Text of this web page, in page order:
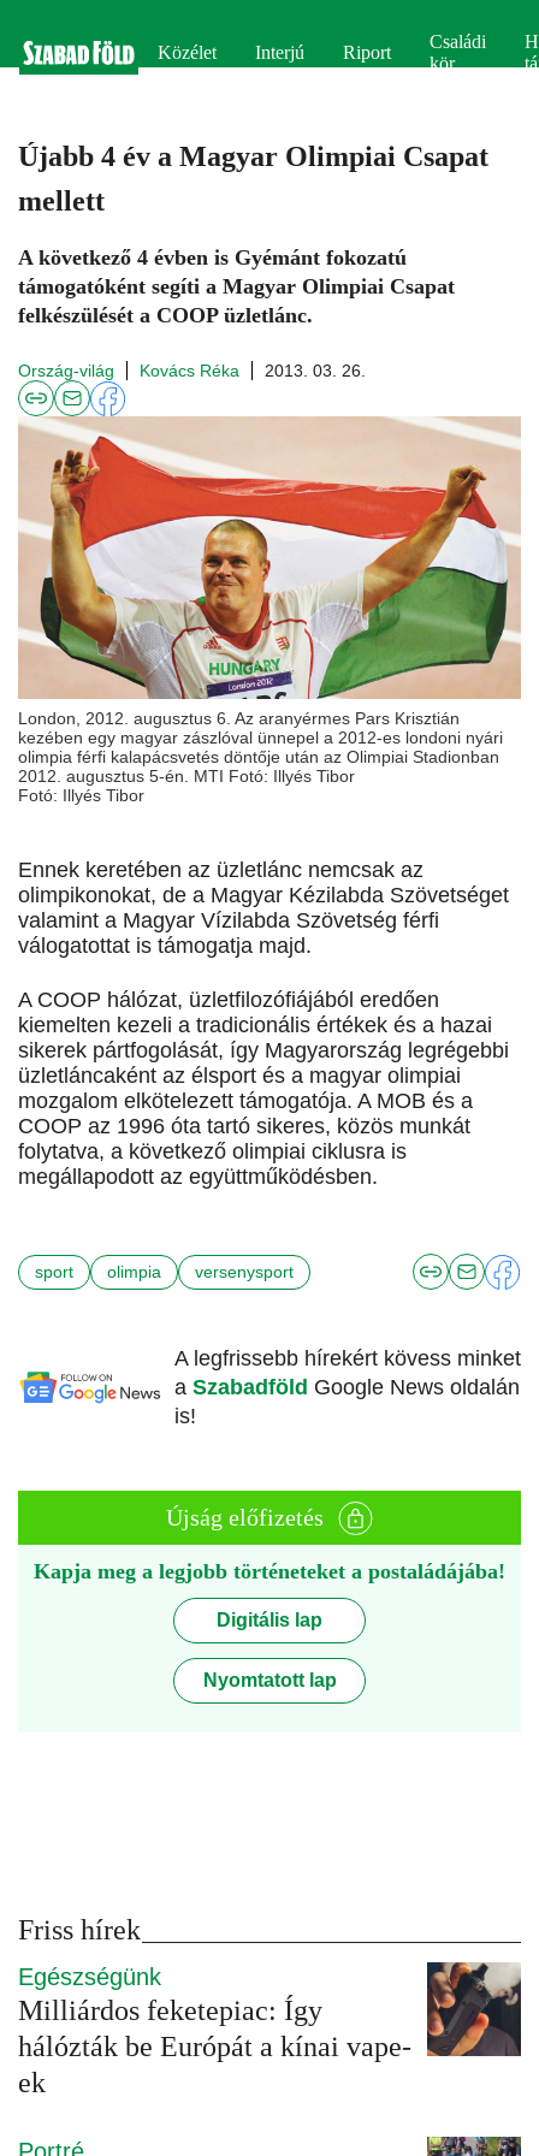
Közélet Interjú Riport
Családi
kör
Újabb 4 év a Magyar Olimpiai Csapat
mellett
A következő 4 évben is Gyémánt fokozatú
támogatóként segíti a Magyar Olimpiai Csapat
felkészülését a COOP üzletlánc.
Ország-világ Kovács Réka 2013. 03. 26.
London, 2012. augusztus 6. Az aranyérmes Pars Krisztián
kezében egy magyar zászlóval ünnepel a 2012-es londoni nyári
olimpia férfi kalapácsvetés döntője után az Olimpiai Stadionban
2012. augusztus 5-én. MTI Fotó: Illyés Tibor
Fotó: Illyés Tibor
Ennek keretében az üzletlánc nemcsak az
olimpikonokat, de a Magyar Kézilabda Szövetséget
valamint a Magyar Vízilabda Szövetség férfi
válogatottat is támogatja majd.
A COOP hálózat, üzletfilozófiájából eredően
kiemelten kezeli a tradicionális értékek és a hazai
sikerek pártfogolását, így Magyarország legrégebbi
üzletláncaként az élsport és a magyar olimpiai
mozgalom elkötelezett támogatója. A MOB és a
COOP az 1996 óta tartó sikeres, közös munkát
folytatva, a következő olimpiai ciklusra is
megállapodott az együttműködésben.
sport olimpia versenysport
A legfrissebb hírekért kövess minket
a Szabadföld Google News oldalán
is!
Újság előfizetés
Kapja meg a legjobb történeteket a postaládájába!
Digitális lap
Nyomtatott lap
Friss hírek
Egészségünk
Milliárdos feketepiac: Így
hálózták be Európát a kínai vape-
ek